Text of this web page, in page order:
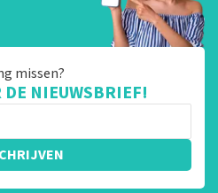
missen?
NIEUWSBRIEF!